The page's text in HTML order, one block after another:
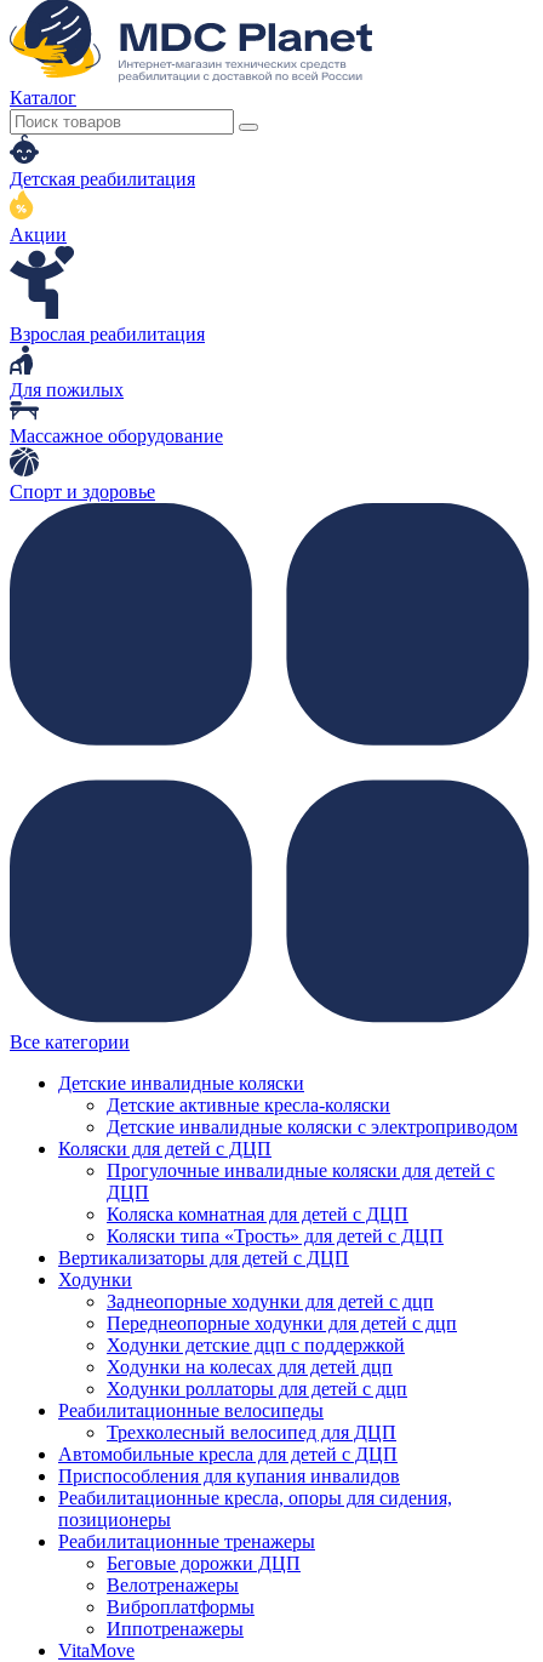
Каталог
Детская реабилитация
Акции
Взрослая реабилитация
Для пожилых
Массажное оборудование
Спорт и здоровье
Все категории
Детские инвалидные коляски
Детские активные кресла-коляски
Детские инвалидные коляски с электроприводом
Коляски для детей с ДЦП
Прогулочные инвалидные коляски для детей с
ДЦП
Коляска комнатная для детей с ДЦП
Коляски типа «Трость» для детей с ДЦП
Вертикализаторы для детей с ДЦП
Ходунки
Заднеопорные ходунки для детей с дцп
Переднеопорные ходунки для детей с дцп
Ходунки детские дцп с поддержкой
Ходунки на колесах для детей дцп
Ходунки роллаторы для детей с дцп
Реабилитационные велосипеды
Трехколесный велосипед для ДЦП
Автомобильные кресла для детей с ДЦП
Приспособления для купания инвалидов
Реабилитационные кресла, опоры для сидения,
позиционеры
Реабилитационные тренажеры
Беговые дорожки ДЦП
Велотренажеры
Виброплатформы
Иппотренажеры
VitaMove